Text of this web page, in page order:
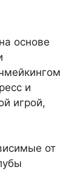
основе
и
игрой,
от